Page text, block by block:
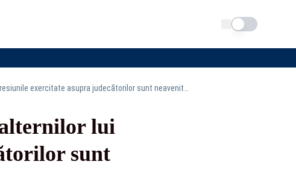
Schimba tema
lui
sunt